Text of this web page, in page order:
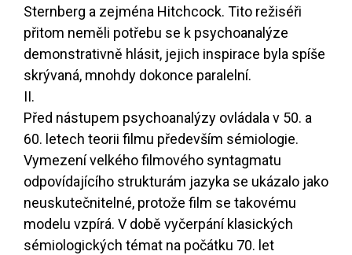
Sternberg a zejména Hitchcock. Tito režiséři
přitom neměli potřebu se k psychoanalýze
demonstrativně hlásit, jejich inspirace byla spíše
skrývaná, mnohdy dokonce paralelní.
II.
Před nástupem psychoanalýzy ovládala v 50. a
60. letech teorii filmu především sémiologie.
Vymezení velkého filmového syntagmatu
odpovídajícího strukturám jazyka se ukázalo jako
neuskutečnitelné, protože film se takovému
modelu vzpírá. V době vyčerpání klasických
sémiologických témat na počátku 70. let